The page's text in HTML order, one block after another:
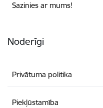
Sazinies ar mums!
Noderīgi
Privātuma politika
Piekļūstamība